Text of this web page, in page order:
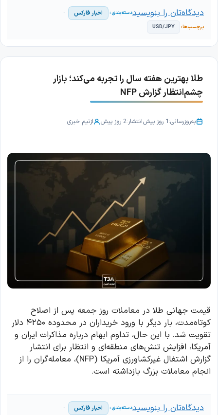
اخبار فارکس
USD/JPY
دیدگاه‌تان را بنویسید
طلا بهترین هفته سال را تجربه می‌کند؛ بازار
چشم‌انتظار گزارش NFP
به‌روزرسانی:1 روز پیش انتشار:2 روز پیش ازتیم خبری
قیمت جهانی طلا در معاملات روز جمعه پس از اصلاح
کوتاه‌مدت، بار دیگر با ورود خریداران در محدوده ۴۲۵۰ دلار
تقویت شد. با این حال، تداوم ابهام درباره مذاکرات ایران و
آمریکا، افزایش تنش‌های منطقه‌ای و انتظار برای انتشار
گزارش اشتغال غیرکشاورزی آمریکا (NFP)، معامله‌گران را از
انجام معاملات بزرگ بازداشته است.
اخبار فارکس دیدگاه‌تان را بنویسید